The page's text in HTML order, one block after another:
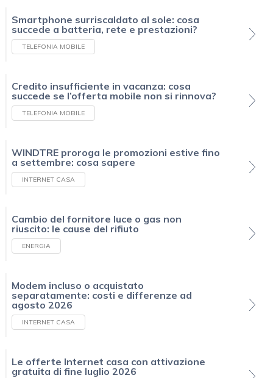
Smartphone surriscaldato al sole: cosa
succede a batteria, rete e prestazioni?
TELEFONIA MOBILE
Credito insufficiente in vacanza: cosa
succede se l’offerta mobile non si rinnova?
TELEFONIA MOBILE
WINDTRE proroga le promozioni estive fino
a settembre: cosa sapere
INTERNET CASA
Cambio del fornitore luce o gas non
riuscito: le cause del rifiuto
ENERGIA
Modem incluso o acquistato
separatamente: costi e differenze ad
agosto 2026
INTERNET CASA
Le offerte Internet casa con attivazione
gratuita di fine luglio 2026